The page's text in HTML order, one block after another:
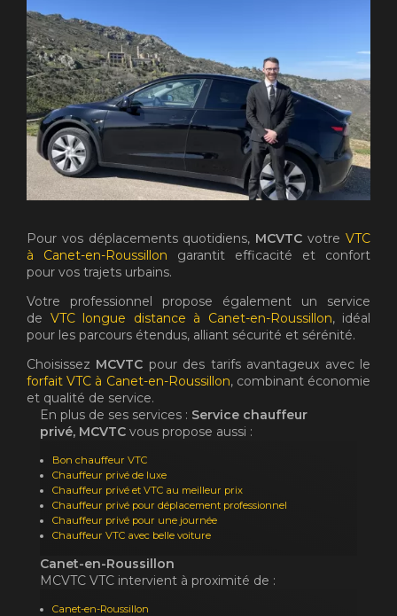
Pour vos déplacements quotidiens, MCVTCvotreVTC
à Canet-en-Roussillon garantit efficacité et confort
pour vos trajets urbains.
Votre professionnel propose également un service
de VTC longue distance à Canet-en-Roussillon, idéal
pour les parcours étendus, alliant sécurité et sérénité.
Choisissez MCVTC pour des tarifs avantageux avec le
forfait VTC à Canet-en-Roussillon, combinant économie
et qualité de service.
En plus de ses services : Service chauffeur
privé, MCVTC vous propose aussi :
Bon chauffeur VTC
Chauffeur privé de luxe
Chauffeur privé et VTC au meilleur prix
Chauffeur privé pour déplacement professionnel
Chauffeur privé pour une journée
Chauffeur VTC avec belle voiture
Canet-en-Roussillon
MCVTC VTC intervient à proximité de :
Canet-en-Roussillon